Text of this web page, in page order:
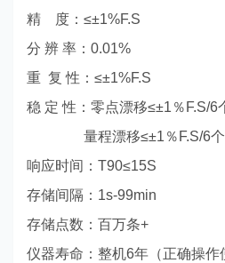
精 度：≤±1%F.S
分 辨 率：0.01%
重 复 性：≤±1%F.S
稳 定 性：零点漂移≤±1％F.S/6
量程漂移≤±1％F.S/6个
响应时间：T90≤15S
存储间隔：1s-99min
存储点数：百万条+
仪器寿命：整机6年（正确操作